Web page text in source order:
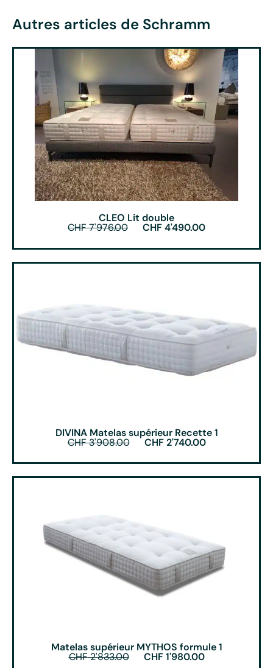
Autres articles de Schramm
CLEO Lit double
CHF7'976.00 CHF4'490.00
DIVINA Matelas supérieur Recette 1
CHF3'908.00 CHF2'740.00
Matelas supérieur MYTHOS formule 1
CHF2'833.00 CHF1'980.00